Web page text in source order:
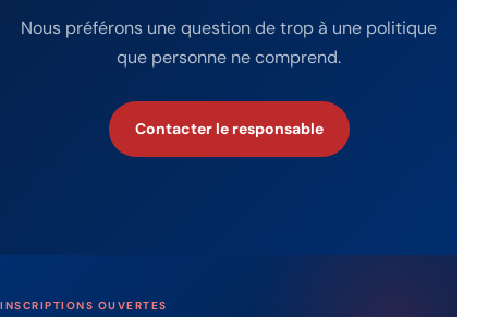
Nous préférons une question de trop à une politique
que personne ne comprend.
Contacter le responsable
INSCRIPTIONS OUVERTES